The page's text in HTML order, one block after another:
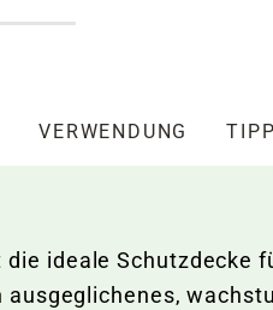
VERWENDUNG
die ideale